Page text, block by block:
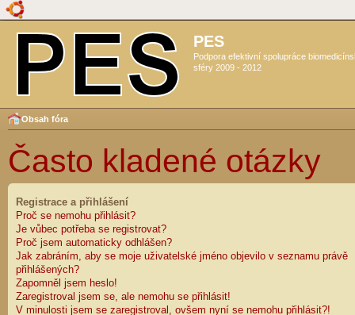
PES
Podpora efektivní spolupráce
sféry 2009 - 2012
Obsah fóra
Často kladené otázky
Registrace a přihlášení
Proč se nemohu přihlásit?
Je vůbec potřeba se registrovat?
Proč jsem automaticky odhlášen?
Jak zabráním, aby se moje uživatelské jméno objevilo v seznamu právě
přihlášených?
Zapomněl jsem heslo!
Zaregistroval jsem se, ale nemohu se přihlásit!
V minulosti jsem se zaregistroval, ovšem nyní se nemohu přihlásit?!